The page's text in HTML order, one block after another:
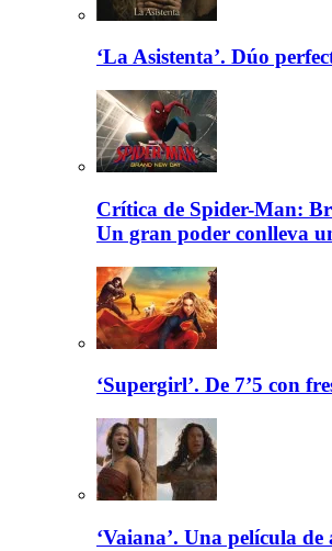
‘La Asistenta’. Dúo
Crítica de Spider-Man:
Un gran poder conlleva
‘Supergirl’. De 7’5 con
‘Vaiana’. Una película de